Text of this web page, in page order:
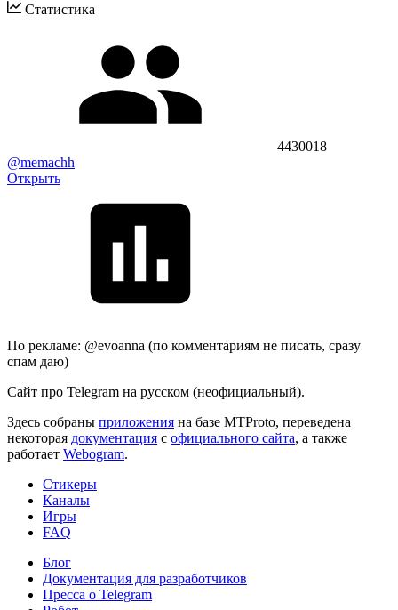
Статистика
4430018
@memachh
Открыть
По рекламе: @evoanna (по комментариям не писать, сразу
спам даю)
Сайт про Telegram на русском (неофициальный).
Здесь собраны приложения на базе MTProto, переведена
некоторая документация с официального сайта, а также
работает Webogram.
Стикеры
Каналы
Игры
FAQ
Блог
Документация для разработчиков
Пресса о Telegram